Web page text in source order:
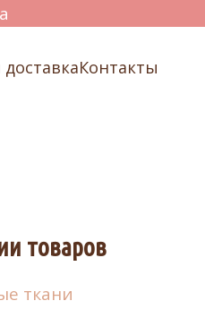
Контакты
товаров
ткани